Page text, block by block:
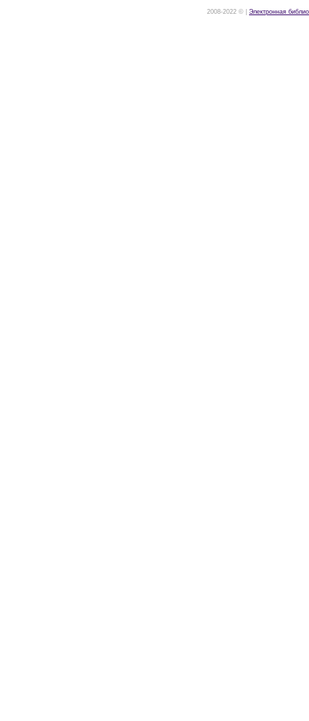
2008-2022 © | Электронная